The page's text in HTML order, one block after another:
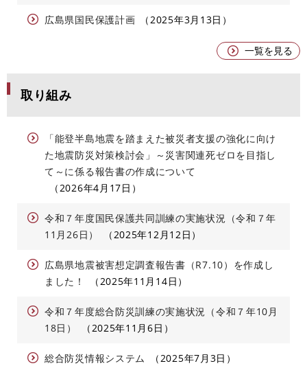
広島県国民保護計画 2025年3月13日
一覧を見る
取り組み
「能登半島地震を踏まえた被災者支援の強化に向け
た地震防災対策検討会」～災害関連死ゼロを目指し
て～に係る報告書の作成について
2026年4月17日
令和７年度国民保護共同訓練の実施状況（令和７年
11月26日）
2025年12月12日
広島県地震被害想定調査報告書（R7.10）を作成し
ました！
2025年11月14日
令和７年度総合防災訓練の実施状況（令和７年10月
18日）
2025年11月6日
総合防災情報システム 2025年7月3日